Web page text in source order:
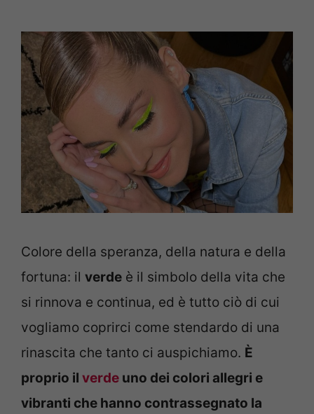
Colore della speranza, della natura e della
fortuna: il verde è il simbolo della vita che
si rinnova e continua, ed è tutto ciò di cui
vogliamo coprirci come stendardo di una
rinascita che tanto ci auspichiamo. È
proprio il verde uno dei colori allegri e
vibranti che hanno contrassegnato la